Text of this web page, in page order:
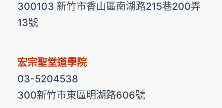
300103 新竹市香山區南湖路215巷200弄
13號
宏宗聖堂道學院
03-5204538
300新竹市東區明湖路606號